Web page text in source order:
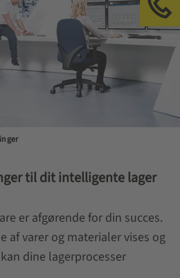
til dit intelligente lager
er afgørende for din succes.
af varer og materialer vises og
dine lagerprocesser